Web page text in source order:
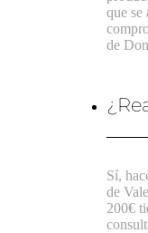
que se
de
Sí,
de
200€